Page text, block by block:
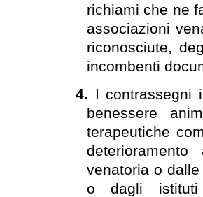
richiami che ne
associazioni
riconosciute,
incombenti
4. I contrassegni
benessere
terapeutiche
venatoria o
o dagli istituti